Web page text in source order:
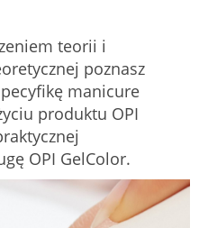
teorii i
poznasz
manicure
produktu OPI
OPI GelColor.